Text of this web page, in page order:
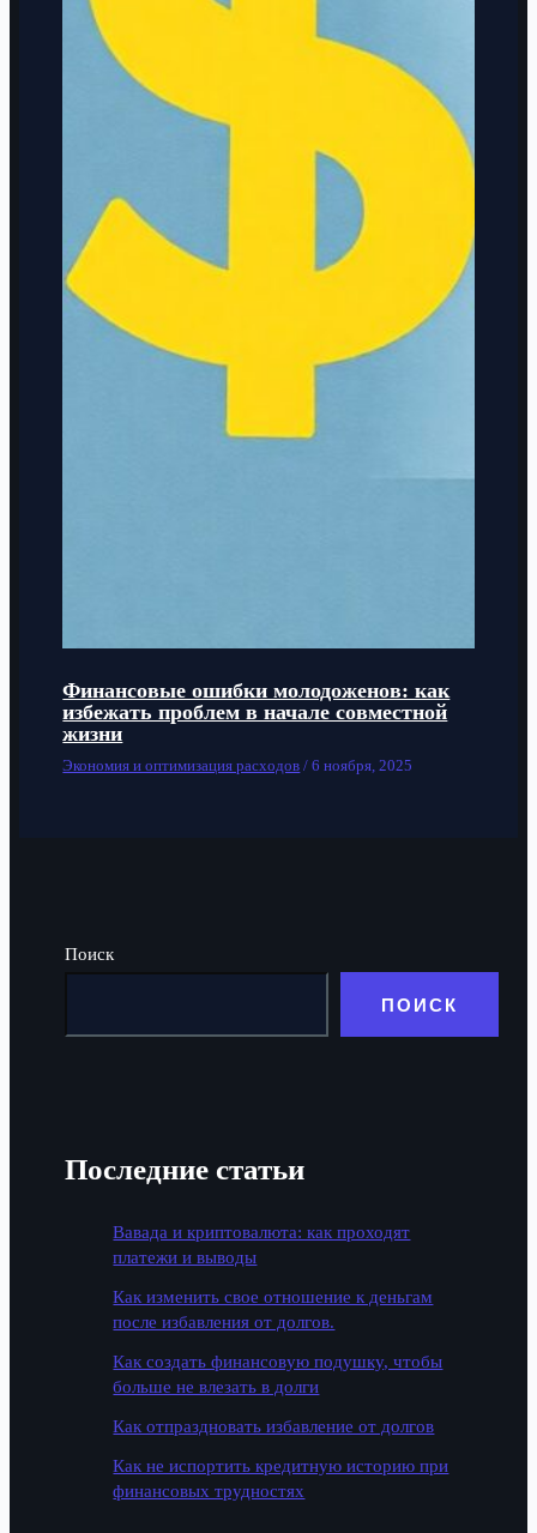
Финансовые ошибки молодоженов: как
избежать проблем в начале совместной
жизни
Экономия и оптимизация расходов /6 ноября, 2025
Поиск
ПОИСК
Последние статьи
Вавада и криптовалюта: как проходят
платежи и выводы
Как изменить свое отношение к деньгам
после избавления от долгов.
Как создать финансовую подушку, чтобы
больше не влезать в долги
Как отпраздновать избавление от долгов
Как не испортить кредитную историю при
финансовых трудностях